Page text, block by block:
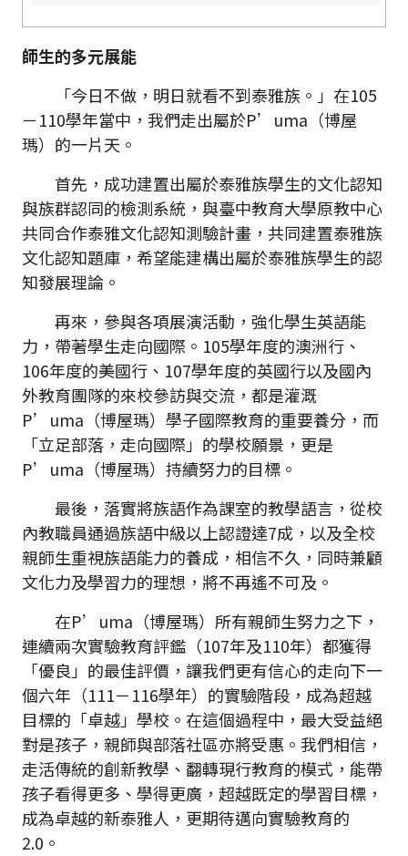
師生的多元展能
「今日不做，明日就看不到泰雅族。」在105
－110學年當中，我們走出屬於P’uma（博屋
瑪）的一片天。
首先，成功建置出屬於泰雅族學生的文化認知
與族群認同的檢測系統，與臺中教育大學原教中心
共同合作泰雅文化認知測驗計畫，共同建置泰雅族
文化認知題庫，希望能建構出屬於泰雅族學生的認
知發展理論。
再來，參與各項展演活動，強化學生英語能
力，帶著學生走向國際。105學年度的澳洲行、
106年度的美國行、107學年度的英國行以及國內
外教育團隊的來校參訪與交流，都是灌溉
P’uma（博屋瑪）學子國際教育的重要養分，而
「立足部落，走向國際」的學校願景，更是
P’uma（博屋瑪）持續努力的目標。
最後，落實將族語作為課室的教學語言，從校
內教職員通過族語中級以上認證達7成，以及全校
親師生重視族語能力的養成，相信不久，同時兼顧
文化力及學習力的理想，將不再遙不可及。
在P’uma（博屋瑪）所有親師生努力之下，
連續兩次實驗教育評鑑（107年及110年）都獲得
「優良」的最佳評價，讓我們更有信心的走向下一
個六年（111－116學年）的實驗階段，成為超越
目標的「卓越」學校。在這個過程中，最大受益絕
對是孩子，親師與部落社區亦將受惠。我們相信，
走活傳統的創新教學、翻轉現行教育的模式，能帶
孩子看得更多、學得更廣，超越既定的學習目標，
成為卓越的新泰雅人，更期待邁向實驗教育的
2.0。